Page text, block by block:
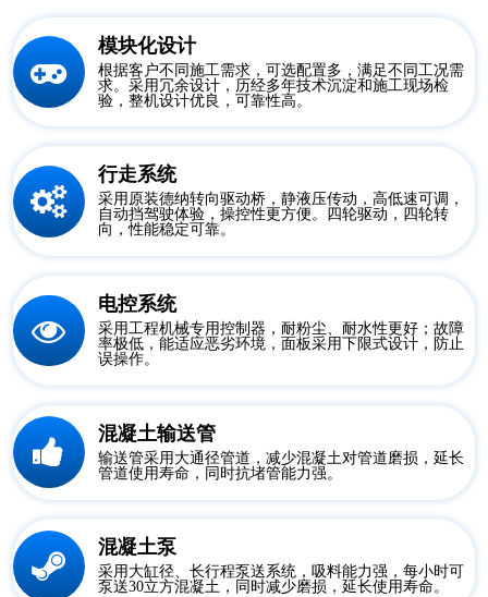
模块化设计
根据客户不同施工需求，可选配置多，满足不同工况需
求。采用冗余设计，历经多年技术沉淀和施工现场检
验，整机设计优良，可靠性高。
行走系统
采用原装德纳转向驱动桥，静液压传动，高低速可调，
自动挡驾驶体验，操控性更方便。四轮驱动，四轮转
向，性能稳定可靠。
电控系统
采用工程机械专用控制器，耐粉尘、耐水性更好；故障
率极低，能适应恶劣环境，面板采用下限式设计，防止
误操作。
混凝土输送管
输送管采用大通径管道，减少混凝土对管道磨损，延长
管道使用寿命，同时抗堵管能力强。
混凝土泵
采用大缸径、长行程泵送系统，吸料能力强，每小时可
泵送30立方混凝土，同时减少磨损，延长使用寿命。